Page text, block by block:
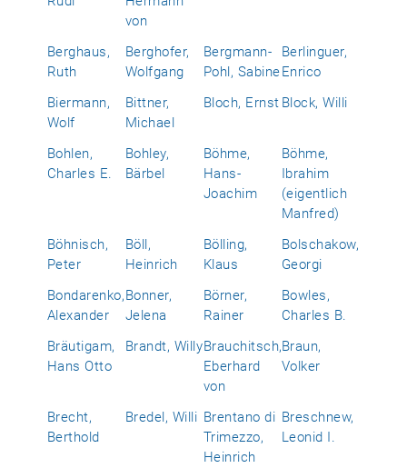
von
Berghaus,
Ruth
Berghofer,
Wolfgang
Bergmann-
Pohl, Sabine
Berlinguer,
Enrico
Biermann,
Wolf
Bittner,
Michael
Bloch, Ernst Block, Willi
Bohlen,
Charles E.
Bohley,
Bärbel
Böhme,
Hans-
Joachim
Böhme,
Ibrahim
(eigentlich
Manfred)
Böhnisch,
Peter
Böll,
Heinrich
Bölling,
Klaus
Bolschakow,
Georgi
Bondarenko,
Alexander
Bonner,
Jelena
Börner,
Rainer
Bowles,
Charles B.
Bräutigam,
Hans Otto
Brandt, WillyBrauchitsch,
Eberhard
von
Braun,
Volker
Brecht,
Berthold
Bredel, Willi Brentano di
Trimezzo,
Heinrich
Breschnew,
Leonid I.